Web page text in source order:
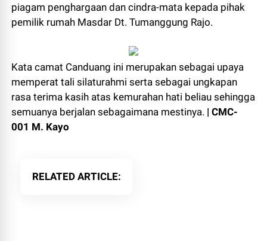
piagam penghargaan dan cindra-mata kepada pihak
pemilik rumah Masdar Dt. Tumanggung Rajo.
Kata camat Canduang ini merupakan sebagai upaya
memperat tali silaturahmi serta sebagai ungkapan
rasa terima kasih atas kemurahan hati beliau sehingga
semuanya berjalan sebagaimana mestinya. | CMC-
001 M. Kayo
RELATED ARTICLE